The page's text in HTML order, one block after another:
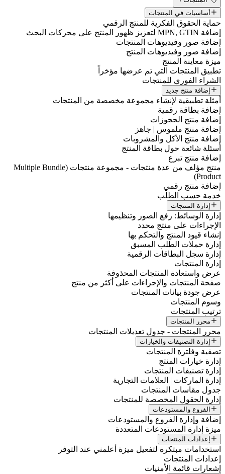
أساسيات في المنتجات
حماية الحقوق الفكرية للمنتج الرقمي
إضافة MPN, GTIN لتعزيز ظهور المنتج على محركات البحث
إضافة صور وفيديوهات المنتجات
إضافة صور وفيديوهات المنتج
ميزة معاينة المنتج
تطبيق المنتجات التي تم عرضها مؤخراً
الشراء الفوري للمنتجات
إضافة منتج جديد
أمثلة تطبيقية لإنشاء مجموعة مخصصة من المنتجات
إضافة بطاقة رقمية
إضافة منتج الحجوزات
إضافة منتج ملموس | جاهز
إضافة منتج الأكل والمشروبات
أسئلة شائعة حول بطاقة المنتج
إضافة منتج تبرع
منتج مؤلف من عدة منتجات - مجموعة منتجات (Multiple Bundle
Product)
إضافة منتج رقمي
خدمة حسب الطلب
إدارة المنتجات
إدارة الوسائط: رفع الصور وتنظيمها
الإجراءات على منتج محدد
إنشاء قيود المنتج والتحكم بها
إدارة حملات الطلب المسبق
إدارة سجل البطاقات الرقمية
إدارة المنتجات
عرض واستعادة المنتجات المحذوفة
صفحة المنتجات والإجراءات على أكثر من منتج
عرض جودة بيانات المنتجات
وسوم المنتجات
ترتيب المنتجات
محرر المنتجات
محرر المنتجات - جدول تعديلات المنتجات
إدارة التصنيفات والخيارات
تصفية وفلترة المنتجات
إدارة خيارات المنتج
إدارة تصنيفات المنتجات
إدارة الماركات | العلامات التجارية
جدول مقاسات المنتجات
إدارة الحقول المخصصة للمنتجات
الفروع والمستودعات
إضافة وإدارة الفروع والمستودعات
ميزة إدارة المستودعات المتعددة
إعدادات المنتجات
استخدامات مبتكرة لتفعيل ميزة أعلمني عند التوفر
إعدادات المنتجات
إشعارات قائمة الأمنيات